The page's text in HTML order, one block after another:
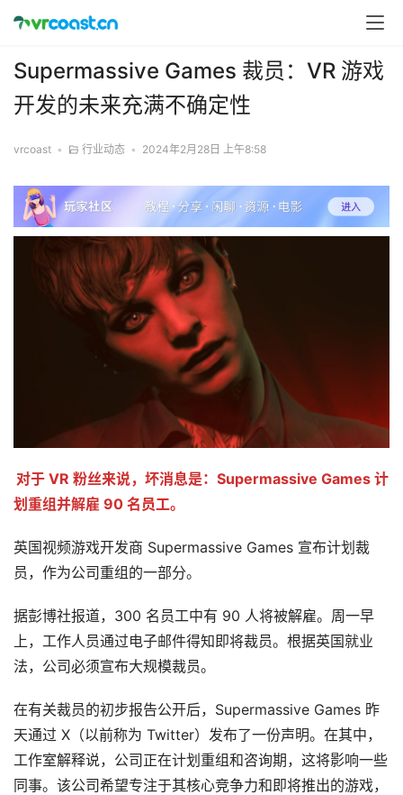
Supermassive Games 裁员：VR 游戏
开发的未来充满不确定性
vrcoast • 行业动态 • 2024年2月28日 上午8:58
对于 VR 粉丝来说，坏消息是：Supermassive Games 计
划重组并解雇 90 名员工。
英国视频游戏开发商 Supermassive Games 宣布计划裁
员，作为公司重组的一部分。
据彭博社报道，300 名员工中有 90 人将被解雇。周一早
上，工作人员通过电子邮件得知即将裁员。根据英国就业
法，公司必须宣布大规模裁员。
在有关裁员的初步报告公开后，Supermassive Games 昨
天通过 X（以前称为 Twitter）发布了一份声明。在其中，
工作室解释说，公司正在计划重组和咨询期，这将影响一些
同事。该公司希望专注于其核心竞争力和即将推出的游戏，